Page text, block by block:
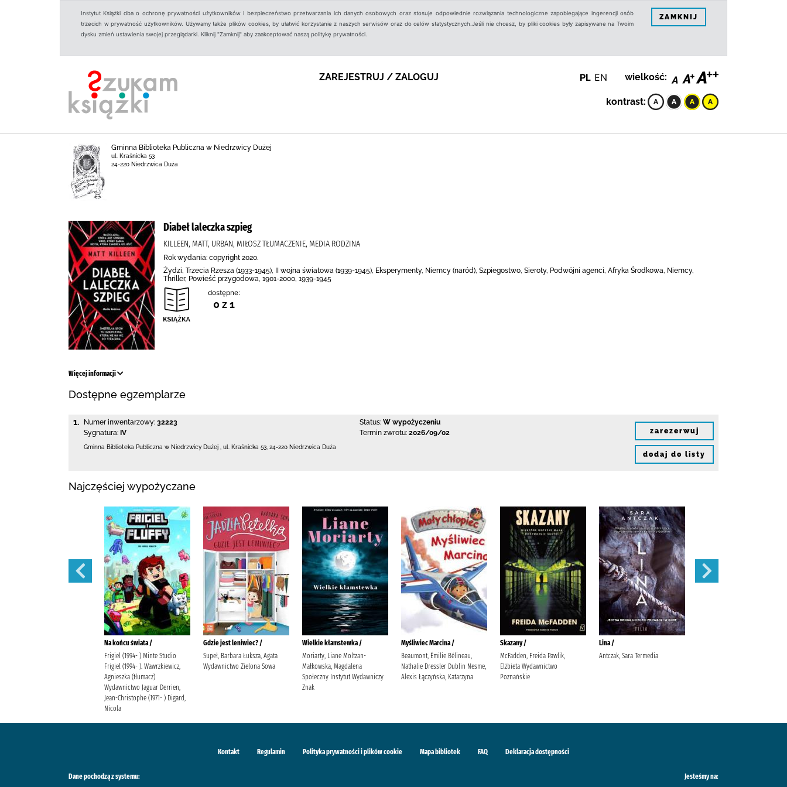
Instytut Książki dba o ochronę prywatności użytkowników i bezpieczeństwo przetwarzania ich danych osobowych oraz stosuje odpowiednie rozwiązania technologiczne zapobiegające ingerencji osób
trzecich w prywatność użytkowników. Używamy także plików cookies, by ułatwić korzystanie z naszych serwisów oraz do celów statystycznych.Jeśli nie chcesz, by pliki cookies były zapisywane na Twoim
dysku zmień ustawienia swojej przeglądarki. Kliknij "Zamknij" aby zaakceptować naszą politykę prywatności.
ZAMKNIJ
ZAREJESTRUJ / ZALOGUJ PL EN wielkość:
kontrast:
Gminna Biblioteka Publiczna w Niedrzwicy Dużej
ul. Kraśnicka 53
24-220 Niedrzwica Duża
Diabeł laleczka szpieg
KILLEEN, MATT, URBAN, MIŁOSZ TŁUMACZENIE, MEDIA RODZINA
Rok wydania: copyright 2020.
Żydzi, Trzecia Rzesza (1933-1945), II wojna światowa (1939-1945), Eksperymenty, Niemcy (naród), Szpiegostwo, Sieroty, Podwójni agenci, Afryka Środkowa, Niemcy,
Thriller, Powieść przygodowa, 1901-2000, 1939-1945
dostępne:
0 z 1
Więcej informacji
Dostępne egzemplarze
1. Numer inwentarzowy: 32223
Sygnatura: IV
Status: W wypożyczeniu
Termin zwrotu: 2026/09/02
Gminna Biblioteka Publiczna w Niedrzwicy Dużej ul. Kraśnicka 53 24-220 Niedrzwica Duża
zarezerwuj
dodaj do listy
Najczęściej wypożyczane
Na końcu świata /
Frigiel (1994- ) Minte Studio
Frigiel (1994- ). Wawrzkiewicz,
Agnieszka (tłumacz)
Wydawnictwo Jaguar Derrien,
Jean-Christophe (1971- ) Digard,
Nicola
Gdzie jest leniwiec? /
Supeł, Barbara Łuksza, Agata
Wydawnictwo Zielona Sowa
Wielkie kłamstewka /
Moriarty, Liane Moltzan-
Małkowska, Magdalena
Społeczny Instytut Wydawniczy
Znak
Myśliwiec Marcina /
Beaumont, Émilie Bélineau,
Nathalie Dressler Dublin Nesme,
Alexis Łączyńska, Katarzyna
Skazany /
McFadden, Freida Pawlik,
Elżbieta Wydawnictwo
Poznańskie
Lina /
Antczak, Sara Termedia
Kontakt Regulamin Polityka prywatności i plików cookie Mapa bibliotek FAQ Deklaracja dostępności
Dane pochodzą z systemu: Jesteśmy na: